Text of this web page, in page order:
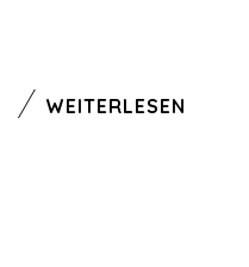
WEITERLESEN